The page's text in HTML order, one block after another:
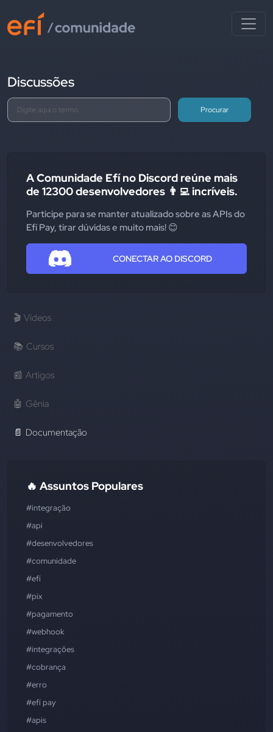
Discussões
Procurar
A Comunidade Efí no Discord reúne mais
de 12300 desenvolvedores 👨‍💻 incríveis.
Participe para se manter atualizado sobre as APIs do
Efí Pay, tirar dúvidas e muito mais! 😊
CONECTAR AO DISCORD
🎬 Vídeos
📚 Cursos
📰 Artigos
🤖 Gênia
📄 Documentação
🔥 Assuntos Populares
#integração
#api
#desenvolvedores
#comunidade
#efí
#pix
#pagamento
#webhook
#integrações
#cobrança
#erro
#efí pay
#apis